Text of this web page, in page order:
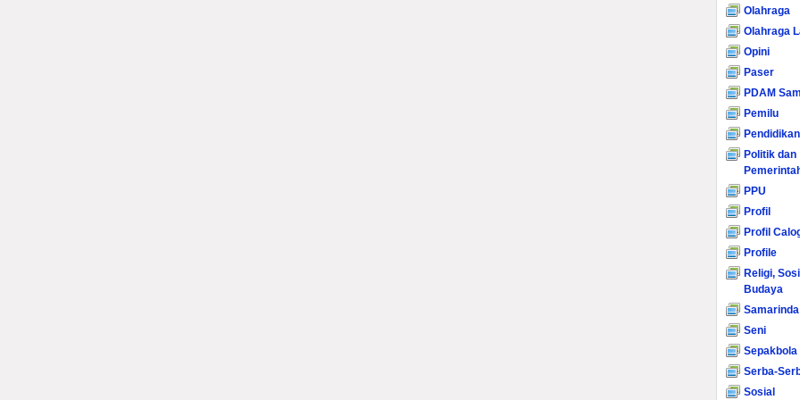
Olahraga
Olahraga
Opini
Paser
PDAM
Pemilu
Pendidikan
Politik dan
PPU
Profil
Profil
Profile
Religi,
Budaya
Samarinda
Seni
Sepakbola
Serba-
Sosial